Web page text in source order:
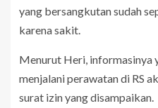
yang bersangkutan sudah
karena sakit.
Menurut Heri, informasinya
menjalani perawatan di RS
surat izin yang disampaikan.